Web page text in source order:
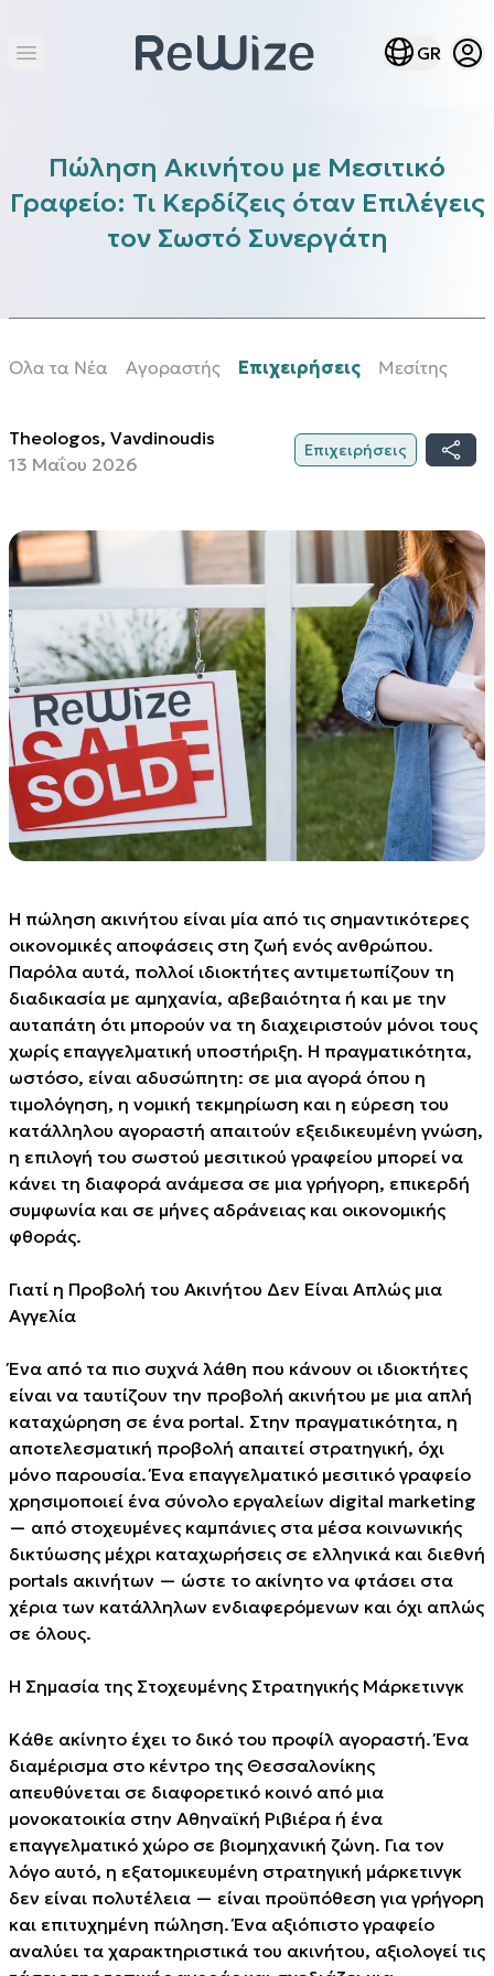
Open main menu
Open lang
GR
Πώληση Ακινήτου με Μεσιτικό
Γραφείο: Τι Κερδίζεις όταν Επιλέγεις
τον Σωστό Συνεργάτη
Όλα τα Νέα Αγοραστής Επιχειρήσεις Μεσίτης
Theologos, Vavdinoudis
13 Μαΐου 2026
Επιχειρήσεις
Η πώληση ακινήτου είναι μία από τις σημαντικότερες
οικονομικές αποφάσεις στη ζωή ενός ανθρώπου.
Παρόλα αυτά, πολλοί ιδιοκτήτες αντιμετωπίζουν τη
διαδικασία με αμηχανία, αβεβαιότητα ή και με την
αυταπάτη ότι μπορούν να τη διαχειριστούν μόνοι τους
χωρίς επαγγελματική υποστήριξη. Η πραγματικότητα,
ωστόσο, είναι αδυσώπητη: σε μια αγορά όπου η
τιμολόγηση, η νομική τεκμηρίωση και η εύρεση του
κατάλληλου αγοραστή απαιτούν εξειδικευμένη γνώση,
η επιλογή του σωστού μεσιτικού γραφείου μπορεί να
κάνει τη διαφορά ανάμεσα σε μια γρήγορη, επικερδή
συμφωνία και σε μήνες αδράνειας και οικονομικής
φθοράς.
Γιατί η Προβολή του Ακινήτου Δεν Είναι Απλώς μια
Αγγελία
Ένα από τα πιο συχνά λάθη που κάνουν οι ιδιοκτήτες
είναι να ταυτίζουν την προβολή ακινήτου με μια απλή
καταχώρηση σε ένα portal. Στην πραγματικότητα, η
αποτελεσματική προβολή απαιτεί στρατηγική, όχι
μόνο παρουσία. Ένα επαγγελματικό μεσιτικό γραφείο
χρησιμοποιεί ένα σύνολο εργαλείων digital marketing
— από στοχευμένες καμπάνιες στα μέσα κοινωνικής
δικτύωσης μέχρι καταχωρήσεις σε ελληνικά και διεθνή
portals ακινήτων — ώστε το ακίνητο να φτάσει στα
χέρια των κατάλληλων ενδιαφερόμενων και όχι απλώς
σε όλους.
Η Σημασία της Στοχευμένης Στρατηγικής Μάρκετινγκ
Κάθε ακίνητο έχει το δικό του προφίλ αγοραστή. Ένα
διαμέρισμα στο κέντρο της Θεσσαλονίκης
απευθύνεται σε διαφορετικό κοινό από μια
μονοκατοικία στην Αθηναϊκή Ριβιέρα ή ένα
επαγγελματικό χώρο σε βιομηχανική ζώνη. Για τον
λόγο αυτό, η εξατομικευμένη στρατηγική μάρκετινγκ
δεν είναι πολυτέλεια — είναι προϋπόθεση για γρήγορη
και επιτυχημένη πώληση. Ένα αξιόπιστο γραφείο
αναλύει τα χαρακτηριστικά του ακινήτου, αξιολογεί τις